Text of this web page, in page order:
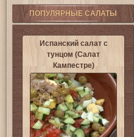
ПОПУЛЯРНЫЕ САЛАТЫ
Испанский салат с
тунцом (Салат
Кампестре)